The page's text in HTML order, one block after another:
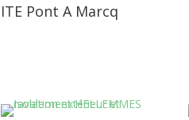
ITE Pont A Marcq